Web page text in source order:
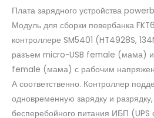
Плата зарядного устройства
Модуль для сборки повербанка
контроллере SM5401 (HT4928S,
разъем micro-USB female (мама) и
female (мама) с рабочим
А соответственно. Контроллер
одновременную зарядку и разрядку,
бесперебойного питания ИБП